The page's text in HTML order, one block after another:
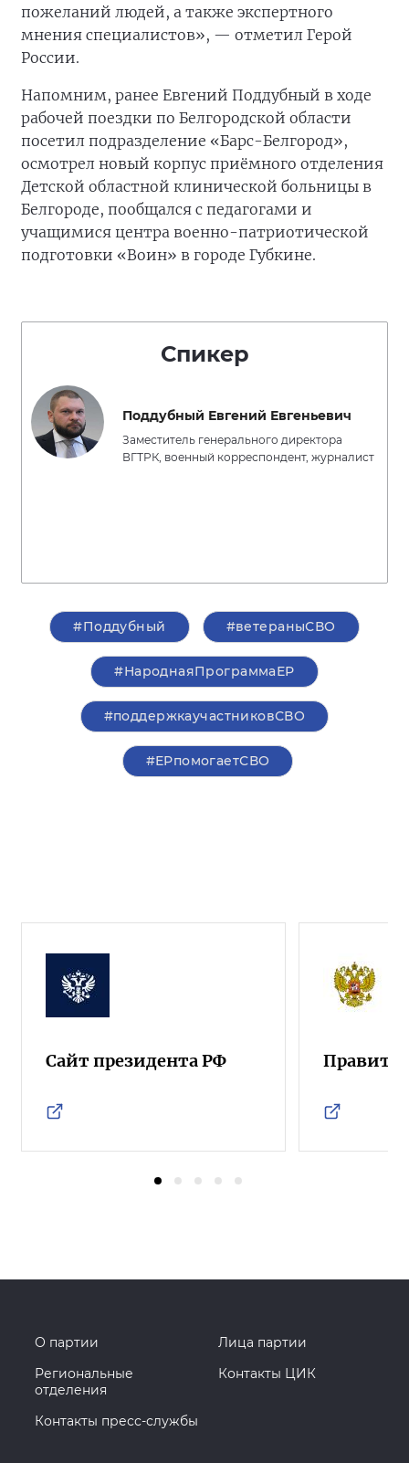
пожеланий людей, а также экспертного
мнения специалистов», — отметил Герой
России.
Напомним, ранее Евгений Поддубный в ходе
рабочей поездки по Белгородской области
посетил подразделение «Барс-Белгород»,
осмотрел новый корпус приёмного отделения
Детской областной клинической больницы в
Белгороде, пообщался с педагогами и
учащимися центра военно-патриотической
подготовки «Воин» в городе Губкине.
Спикер
Поддубный Евгений Евгеньевич
Заместитель генерального директора
ВГТРК, военный корреспондент, журналист
#Поддубный #ветераныСВО
#НароднаяПрограммаЕР
#поддержкаучастниковСВО
#ЕРпомогаетСВО
Сайт президента РФ
О партии
Лица партии
Региональные
отделения
Контакты ЦИК
Контакты пресс-службы